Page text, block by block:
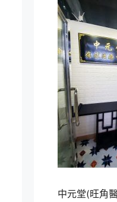
中元堂(旺角